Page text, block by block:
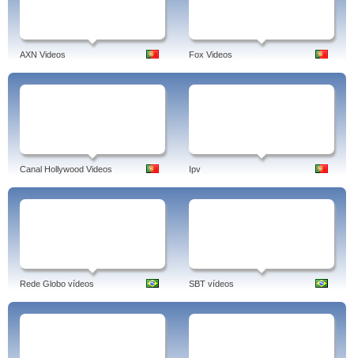
AXN Videos Fox Videos
Canal Hollywood Videos Ipv
Rede Globo vídeos SBT vídeos